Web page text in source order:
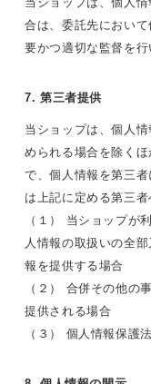
合は、委託先におい
要かつ適切な監督を行
7. 第三者提供
当ショップは、個人
められる場合を除く
で、個人情報を第三
は上記に定める第三
（１） 当ショップが
人情報の取扱いの全
報を提供する場合
（２） 合併その他の
提供される場合
（３） 個人情報保護